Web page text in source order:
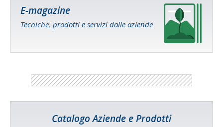
E-magazine
Tecniche, prodotti e servizi dalle aziende
Catalogo Aziende e Prodotti